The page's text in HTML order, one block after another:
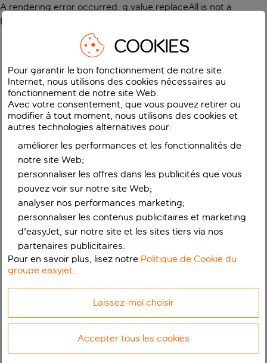
A rendering error occurred: g.value.replaceAll is not a
function
COOKIES
Pour garantir le bon fonctionnement de notre site
Internet, nous utilisons des cookies nécessaires au
fonctionnement de notre site Web.
Avec votre consentement, que vous pouvez retirer ou
modifier à tout moment, nous utilisons des cookies et
autres technologies alternatives pour:
améliorer les performances et les fonctionnalités de
notre site Web;
personnaliser les offres dans les publicités que vous
pouvez voir sur notre site Web;
analyser nos performances marketing;
personnaliser les contenus publicitaires et marketing
d'easyJet, sur notre site et les sites tiers via nos
partenaires publicitaires.
Pour en savoir plus, lisez notre Politique de Cookie du
groupe easyjet.
Laissez-moi choisir
Accepter tous les cookies